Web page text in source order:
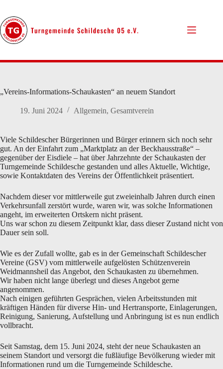
springen
„Vereins-Informations-Schaukasten“ an neuem Standort
19. Juni 2024 Allgemein, Gesamtverein
Viele Schildescher Bürgerinnen und Bürger erinnern sich noch sehr
gut. An der Einfahrt zum „Marktplatz an der Beckhausstraße“ –
gegenüber der Eisdiele – hat über Jahrzehnte der Schaukasten der
Turngemeinde Schildesche gestanden und alles Aktuelle, Wichtige,
sowie Kontaktdaten des Vereins der Öffentlichkeit präsentiert.
Nachdem dieser vor mittlerweile gut zweieinhalb Jahren durch einen
Verkehrsunfall zerstört wurde, waren wir, was solche Informationen
angeht, im erweiterten Ortskern nicht präsent.
Uns war schon zu diesem Zeitpunkt klar, dass dieser Zustand nicht von
Dauer sein soll.
Wie es der Zufall wollte, gab es in der Gemeinschaft Schildescher
Vereine (GSV) vom mittlerweile aufgelösten Schützenverein
Weidmannsheil das Angebot, den Schaukasten zu übernehmen.
Wir haben nicht lange überlegt und dieses Angebot gerne
angenommen.
Nach einigen geführten Gesprächen, vielen Arbeitsstunden mit
kräftigen Händen für diverse Hin- und Hertransporte, Einlagerungen,
Reinigung, Sanierung, Aufstellung und Anbringung ist es nun endlich
vollbracht.
Seit Samstag, dem 15. Juni 2024, steht der neue Schaukasten an
seinem Standort und versorgt die fußläufige Bevölkerung wieder mit
Informationen rund um die Turngemeinde Schildesche.